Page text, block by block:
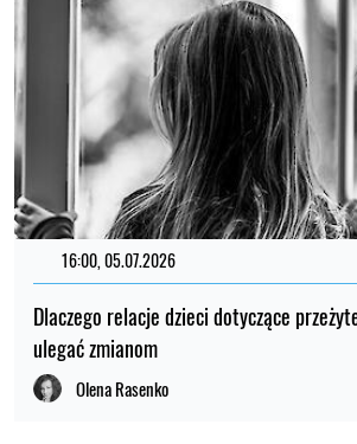
16:00, 05.07.2026
Dlaczego relacje dzieci dotyczące
ulegać zmianom
Olena Rasenko